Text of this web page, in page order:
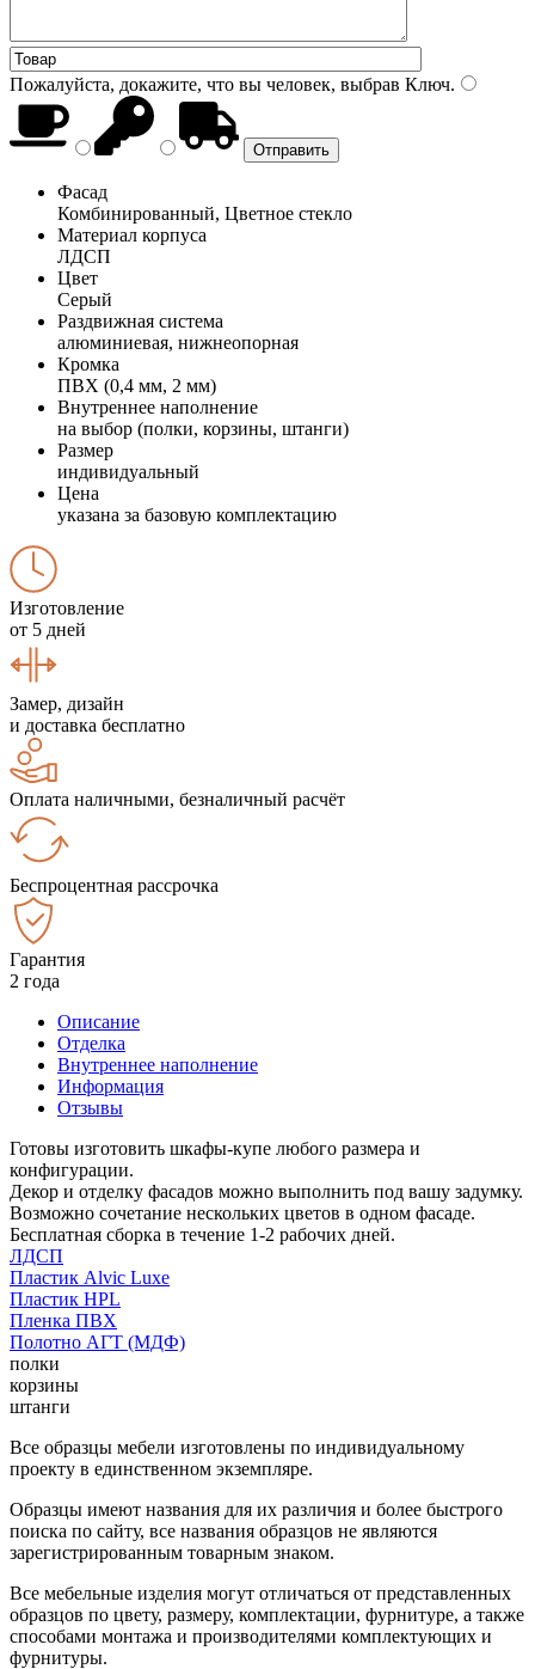
Пожалуйста, докажите, что вы человек, выбрав Ключ.
Фасад
Комбинированный, Цветное стекло
Материал корпуса
ЛДСП
Цвет
Серый
Раздвижная система
алюминиевая, нижнеопорная
Кромка
ПВХ (0,4 мм, 2 мм)
Внутреннее наполнение
на выбор (полки, корзины, штанги)
Размер
индивидуальный
Цена
указана за базовую комплектацию
Изготовление
от 5 дней
Замер, дизайн
и доставка бесплатно
Оплата наличными, безналичный расчёт
Беспроцентная рассрочка
Гарантия
2 года
Описание
Отделка
Внутреннее наполнение
Информация
Отзывы
Готовы изготовить шкафы-купе любого размера и
конфигурации.
Декор и отделку фасадов можно выполнить под вашу задумку.
Возможно сочетание нескольких цветов в одном фасаде.
Бесплатная сборка в течение 1-2 рабочих дней.
ЛДСП
Пластик Alvic Luxe
Пластик HPL
Пленка ПВХ
Полотно АГТ (МДФ)
полки
корзины
штанги
Все образцы мебели изготовлены по индивидуальному
проекту в единственном экземпляре.
Образцы имеют названия для их различия и более быстрого
поиска по сайту, все названия образцов не являются
зарегистрированным товарным знаком.
Все мебельные изделия могут отличаться от представленных
образцов по цвету, размеру, комплектации, фурнитуре, а также
способами монтажа и производителями комплектующих и
фурнитуры.